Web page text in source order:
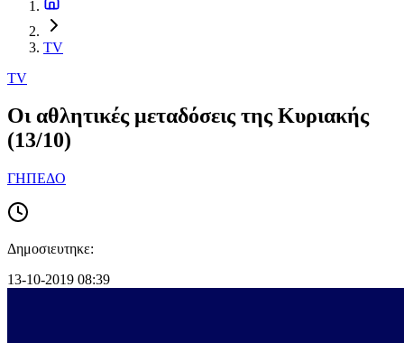
TV
TV
Οι αθλητικές μεταδόσεις της Κυριακής
(13/10)
ΓΗΠΕΔΟ
Δημοσιευτηκε:
13-10-2019 08:39